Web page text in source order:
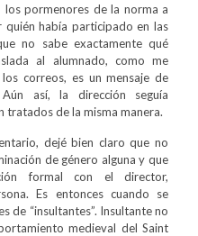
pormenores de la norma a
quién había participado en las
no sabe exactamente qué
al alumnado, como me
correos, es un mensaje de
así, la dirección seguía
tratados de la misma manera.
dejé bien claro que no
de género alguna y que
formal con el director,
Es entonces cuando se
de “insultantes”. Insultante no
medieval del Saint